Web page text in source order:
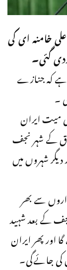
خامنہ ای کی
گئی۔
ہے کہ جنازے
میت ایران
کے شہر نجف
شہروں میں
سے بھر
تھا ۔نجف کے بعد شہید
اور پھر ایران
کی جائےگی۔